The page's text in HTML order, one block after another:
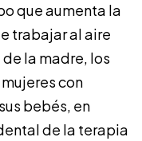
que aumenta la
trabajar al aire
la madre, los
con
bebés, en
de la terapia